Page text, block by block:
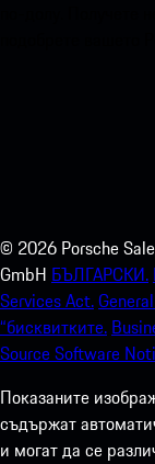
© 2026 Porsche
GmbH БЪЛГАРСКИ.
Services Act.
“бисквитките.
Source Software
Показаните
съдържат
и могат да се